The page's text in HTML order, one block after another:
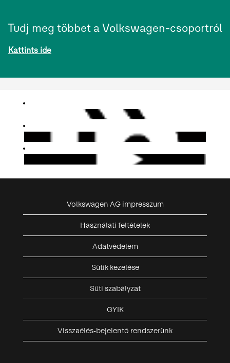
Tudj meg többet a Volkswagen-csoportról
Kattints ide
Volkswagen AG impresszum
Használati feltételek
Adatvédelem
Sütik kezelése
Süti szabályzat
GYIK
Visszaélés-bejelentő rendszerünk